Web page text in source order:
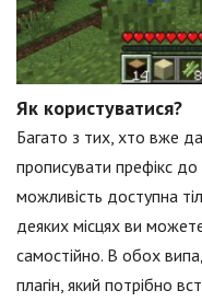
Як користуватися?
Багато з тих, хто вже
прописувати префікс
можливість доступна
деяких місцях ви
самостійно. В обох
плагін, який потрібно